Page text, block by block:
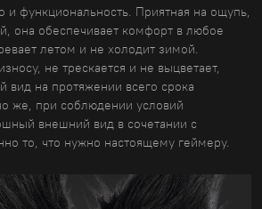
и функциональность. Приятная на ощупь,
она обеспечивает комфорт в любое
летом и не холодит зимой.
не трескается и не выцветает,
вид на протяжении всего срока
же, при соблюдении условий
внешний вид в сочетании с
то, что нужно настоящему геймеру.